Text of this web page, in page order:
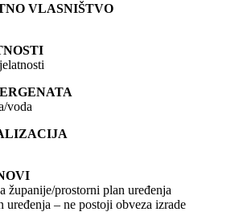
VLASNIŠTVO
voda
županije/prostorni plan uređenja
uređenja – ne postoji obveza izrade